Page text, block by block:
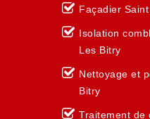
Façadier
Isolation
Les Bitry
Nettoyage et
Bitry
Traitement de